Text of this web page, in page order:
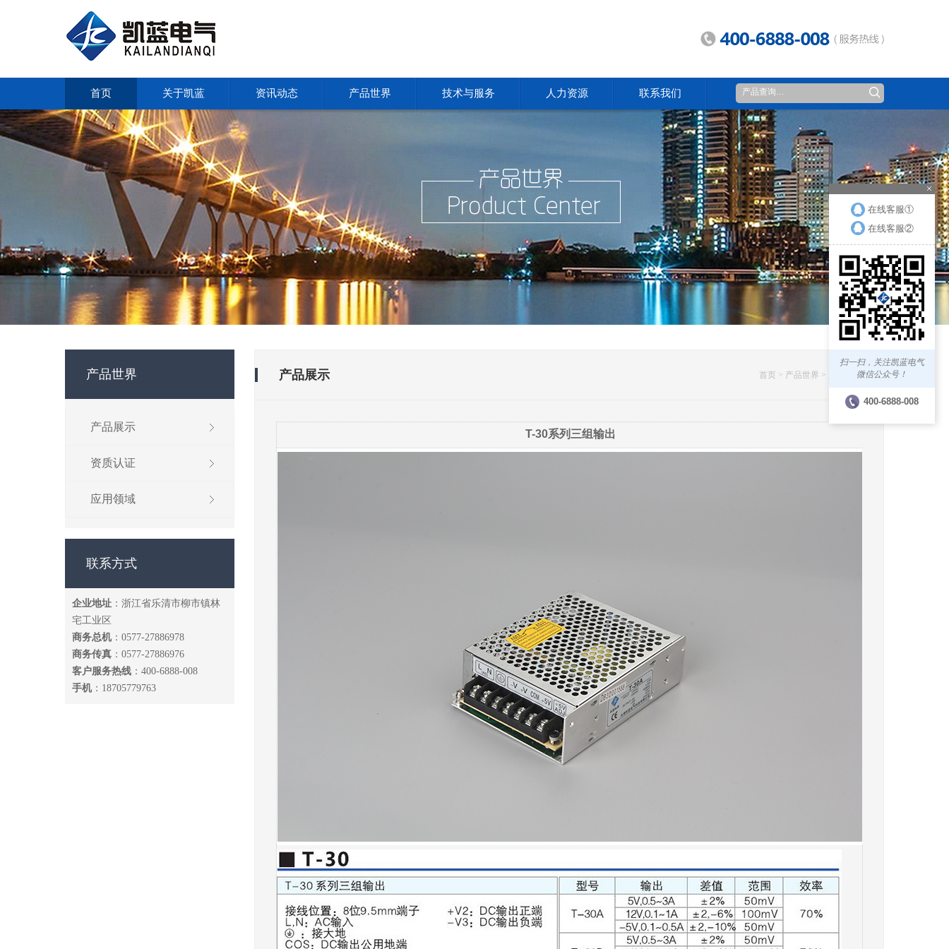
首页 关于凯蓝 资讯动态 产品世界 技术与服务 人力资源 联系我们
产品世界
产品展示
资质认证
应用领域
联系方式
企业地址 ：浙江省乐清市柳市镇林
宅工业区
商务总机 ：0577-27886978
商务传真 ：0577-27886976
客户服务热线 ：400-6888-008
手机 ：18705779763
产品展示 首页 > 产品世界 > 产品展示
T-30系列三组输出
在线客服①
在线客服②
扫一扫，关注凯蓝电气
微信公众号！
400-6888-008